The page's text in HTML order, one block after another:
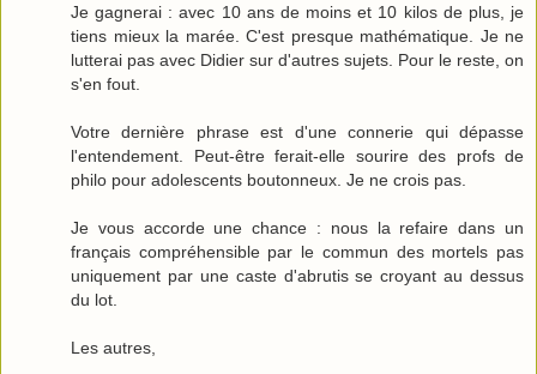
Je gagnerai : avec 10 ans de moins et 10 kilos de plus, je
tiens mieux la marée. C'est presque mathématique. Je ne
lutterai pas avec Didier sur d'autres sujets. Pour le reste, on
s'en fout.
Votre dernière phrase est d'une connerie qui dépasse
l'entendement. Peut-être ferait-elle sourire des profs de
philo pour adolescents boutonneux. Je ne crois pas.
Je vous accorde une chance : nous la refaire dans un
français compréhensible par le commun des mortels pas
uniquement par une caste d'abrutis se croyant au dessus
du lot.
Les autres,